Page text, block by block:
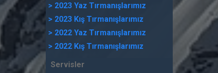
> 2023 Yaz Tırmanışlarımız
> 2023 Kış Tırmanışlarımız
> 2022 Yaz Tırmanışlarımız
> 2022 Kış Tırmanışlarımız
Servisler